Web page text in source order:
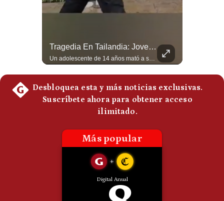
Tragedia En Tailandia: Joven De 14 Años Ataca A Su Familia Y Colegio | Gestión Mundo
Un adolescente de 14 años mató a sus abuelos y luego atacó su colegio de secundaria en Tailandia, dejando cinco fallecidos adicionales y más de 30 heridos antes de quitarse la vida. Según las autoridades y el primer ministro Anutin Charnvirakul, el hecho habría sido motivado por estrés académico extremo. El suceso reabre el debate sobre la alta posesión de armas de fuego en el país asiático. #Tailandia #Noticias #UltimaHora #NoticiasInternacionales #Shorts 👉 Suscríbete y activa la campana para no perderte nuestro análisis diario. 🌎 Síguenos en nuestras redes sociales: 📌 Web oficial: https://gestion.pe/mundo/ 📌 LinkedIn: http://bit.ly/3HYIET0 📌 X (Twitter): http://bit.ly/4noZtX9 📌 TikTok: http://bit.ly/4evB6TO